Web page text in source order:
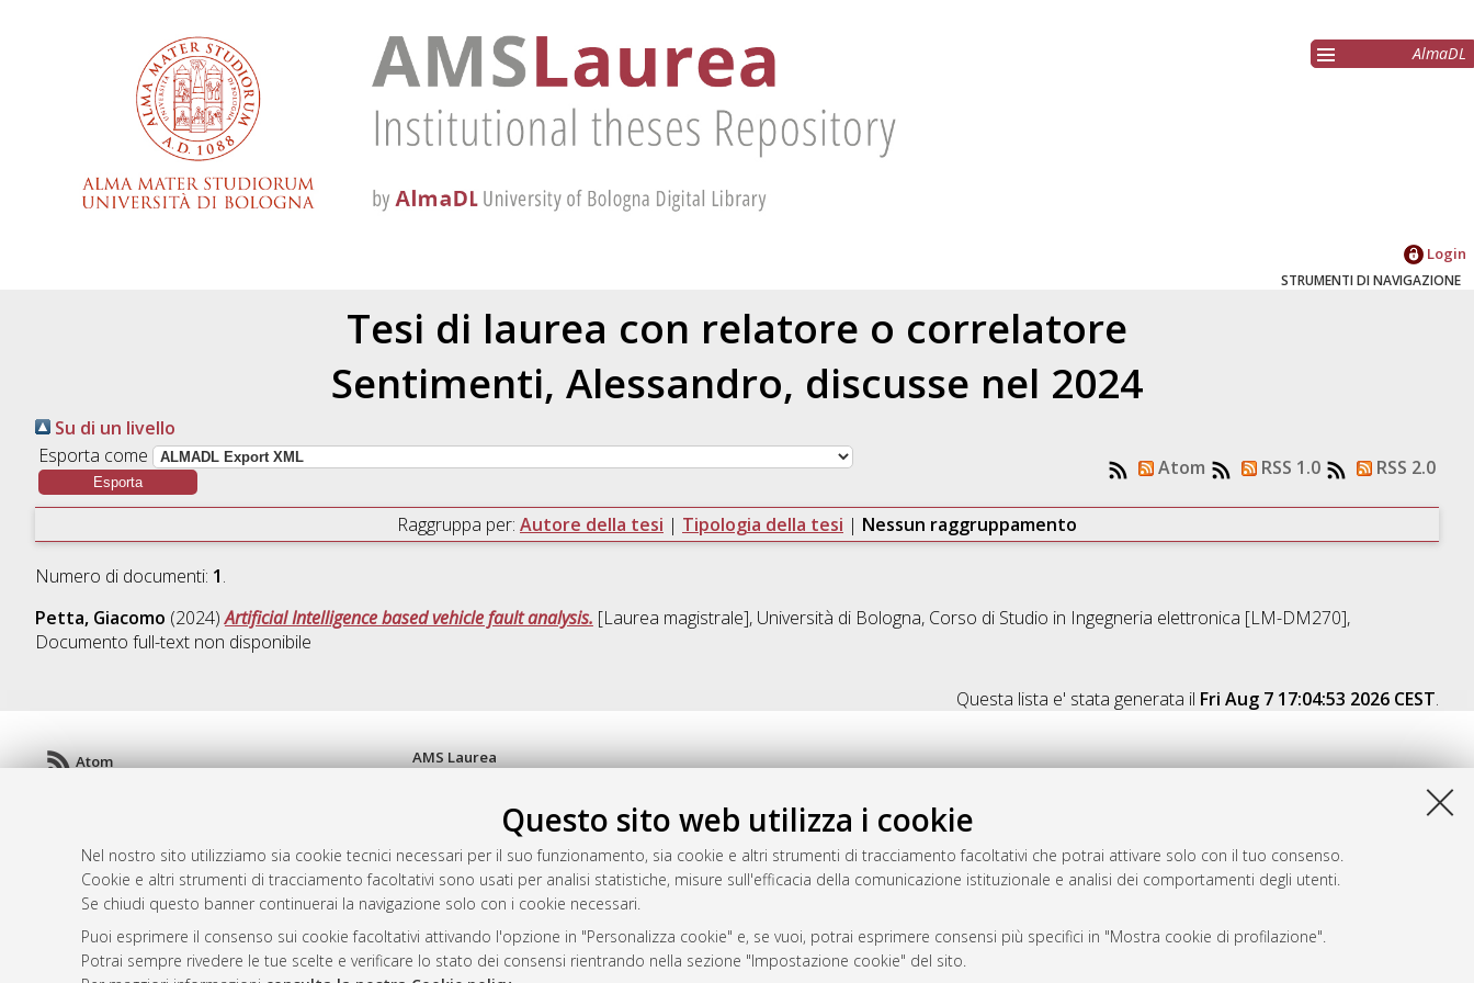
Questo sito web utilizza i cookie
Nel nostro sito utilizziamo sia cookie tecnici necessari per il suo funzionamento, sia cookie e altri strumenti di tracciamento facoltativi che potrai attivare solo con il tuo consenso.
Cookie e altri strumenti di tracciamento facoltativi sono usati per analisi statistiche, misure sull'efficacia della comunicazione istituzionale e analisi dei comportamenti degli utenti.
Se chiudi questo banner continuerai la navigazione solo con i cookie necessari.
Puoi esprimere il consenso sui cookie facoltativi attivando l'opzione in "Personalizza cookie" e, se vuoi, potrai esprimere consensi più specifici in "Mostra cookie di profilazione".
Potrai sempre rivedere le tue scelte e verificare lo stato dei consensi rientrando nella sezione "Impostazione cookie" del sito.
AlmaDL
Login
STRUMENTI DI NAVIGAZIONE
Tesi di laurea con relatore o correlatore
Sentimenti, Alessandro, discusse nel 2024
Su di un livello
Esporta come
Atom RSS 1.0 RSS 2.0
Raggruppa per: Autore della tesi | Tipologia della tesi | Nessun raggruppamento
Numero di documenti: 1.
Petta, Giacomo (2024)Artificial Intelligence based vehicle fault analysis. [Laurea magistrale], Università di Bologna, Corso di Studio in Ingegneria elettronica [LM-DM270],
Documento full-text non disponibile
Questa lista e' stata generata il Fri Aug 7 17:04:53 2026 CEST.
Atom
AMS Laurea
Impostazioni Cookie
Informativa sulla privacy
Condizioni d’uso del sito
© ALMA MATER STUDIORUM - Università di Bologna, 2007-2026.